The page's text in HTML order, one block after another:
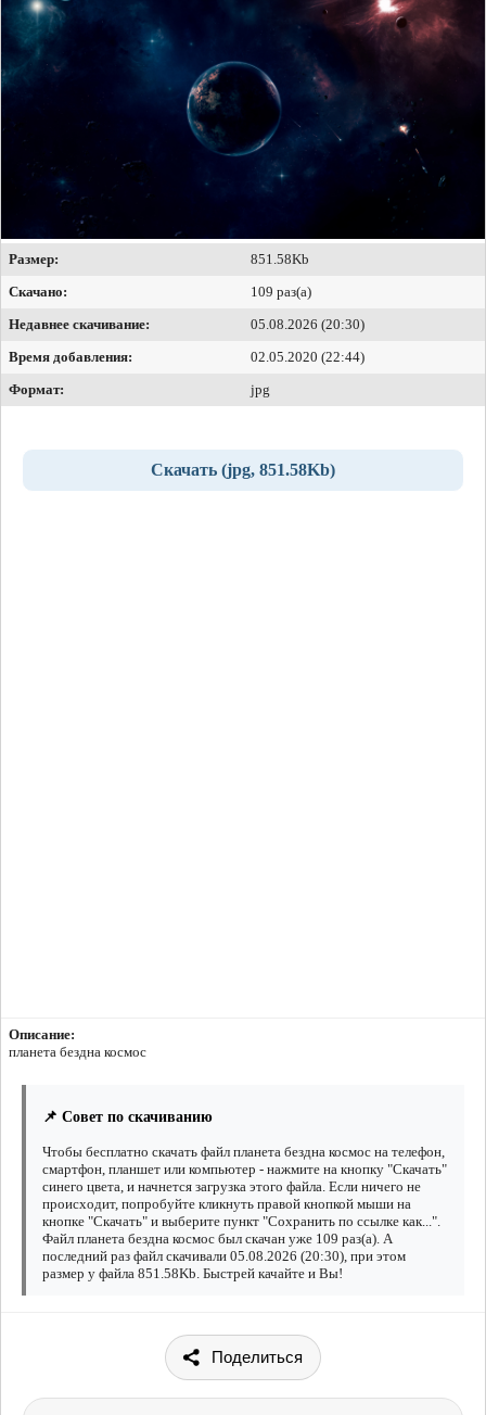
Размер:
851.58Kb
Скачано:
109 раз(а)
Недавнее скачивание:
05.08.2026 (20:30)
Время добавления:
02.05.2020 (22:44)
Формат:
jpg
Скачать (jpg, 851.58Kb)
Описание:
планета бездна космос
📌 Совет по скачиванию
Чтобы бесплатно скачать файл планета бездна космос на телефон,
смартфон, планшет или компьютер - нажмите на кнопку "Скачать"
синего цвета, и начнется загрузка этого файла. Если ничего не
происходит, попробуйте кликнуть правой кнопкой мыши на
кнопке "Скачать" и выберите пункт "Сохранить по ссылке как...".
Файл планета бездна космос был скачан уже 109 раз(а). А
последний раз файл скачивали 05.08.2026 (20:30), при этом
размер у файла 851.58Kb. Быстрей качайте и Вы!
Поделиться